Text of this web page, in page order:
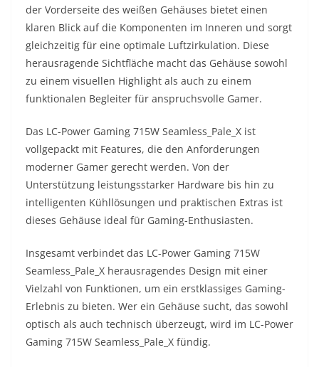
der Vorderseite des weißen Gehäuses bietet einen
klaren Blick auf die Komponenten im Inneren und sorgt
gleichzeitig für eine optimale Luftzirkulation. Diese
herausragende Sichtfläche macht das Gehäuse sowohl
zu einem visuellen Highlight als auch zu einem
funktionalen Begleiter für anspruchsvolle Gamer.
Das LC-Power Gaming 715W Seamless_Pale_X ist
vollgepackt mit Features, die den Anforderungen
moderner Gamer gerecht werden. Von der
Unterstützung leistungsstarker Hardware bis hin zu
intelligenten Kühllösungen und praktischen Extras ist
dieses Gehäuse ideal für Gaming-Enthusiasten.
Insgesamt verbindet das LC-Power Gaming 715W
Seamless_Pale_X herausragendes Design mit einer
Vielzahl von Funktionen, um ein erstklassiges Gaming-
Erlebnis zu bieten. Wer ein Gehäuse sucht, das sowohl
optisch als auch technisch überzeugt, wird im LC-Power
Gaming 715W Seamless_Pale_X fündig.